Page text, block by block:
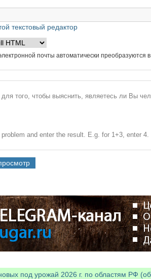
текстовый редактор
почты автоматически преобразуются
для того, чтобы выяснить, являетесь ли Вы
and enter the result. E.g. for 1+3, enter 4.
под урожай 2026 г. по областям РФ